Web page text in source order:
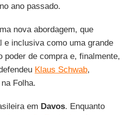
ano passado.
nova abordagem, que
e inclusiva como uma grande
poder de compra e, finalmente,
Klaus Schwab,
Folha.
em Davos. Enquanto